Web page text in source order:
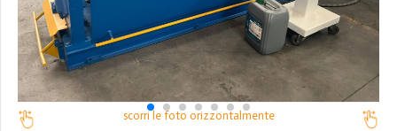
scorri le foto orizzontalmente